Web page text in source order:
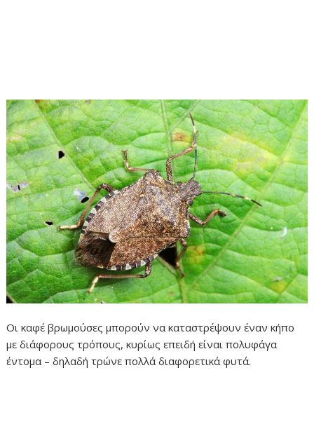
Οι καφέ βρωμούσες μπορούν να καταστρέψουν έναν κήπο
με διάφορους τρόπους, κυρίως επειδή είναι πολυφάγα
έντομα – δηλαδή τρώνε πολλά διαφορετικά φυτά.